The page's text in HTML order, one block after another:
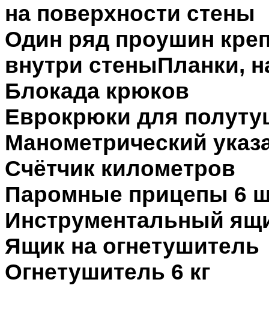
на поверхности стены
Один ряд проушин
внутри стеныПланки,
Блокада крюков
Еврокрюки для
Манометрический
Счётчик километров
Паромные прицепы 6
Инструментальный
Ящик на огнетушитель
Огнетушитель 6 кг